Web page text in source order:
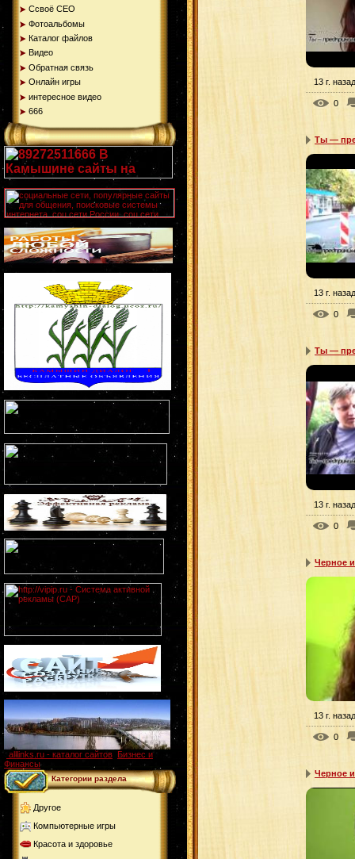
Ссвоё СЕО
Фотоальбомы
Каталог файлов
Видео
Обратная связь
Онлайн игры
интересное видео
666
alllinks.ru - каталог сайтов Бизнес и
Финансы
Категории раздела
Другое
Компьютерные игры
Красота и здоровье
13 г. назад
0
Ты —
13 г. назад
0
Ты —
13 г. назад
0
Черное
13 г. назад
0
Черное